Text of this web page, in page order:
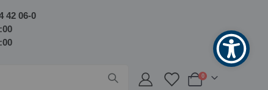
42 06-0
Warenkorb
0Artikel